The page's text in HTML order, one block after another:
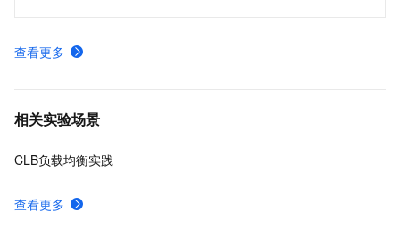
查看更多
相关实验场景
CLB负载均衡实践
查看更多